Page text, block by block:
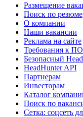
Размещение
Поиск по резюме
О компании
Наши вакансии
Реклама на сайте
Требования к ПО
Безопасный
HeadHunter API
Партнерам
Инвесторам
Каталог
Поиск по
Сетка: соцсеть